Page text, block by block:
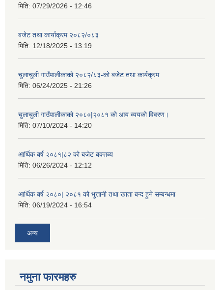
मिति: 07/29/2026 - 12:46
बजेट तथा कार्याक्रम २०८२/०८३
मिति: 12/18/2025 - 13:19
चुलाचुली गाउँपालीकाको २०८२/८३-को बजेट तथा कार्यक्रम
मिति: 06/24/2025 - 21:26
चुलाचुली गाउँपालीकाको २०८०|२०८१ को आय व्ययको विवरण।
मिति: 07/10/2024 - 14:20
आर्थिक बर्ष २०८१|८२ को बजेट बक्त्तब्य
मिति: 06/26/2024 - 12:12
आर्थिक बर्ष २०८०| २०८१ को भुत्तानी तथा खाता बन्द हुने सम्बन्धमा
मिति: 06/19/2024 - 16:54
अन्य
नमुना फारमहरु